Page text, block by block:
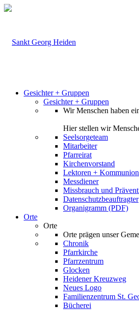
Gesichter + Gruppen
Gesichter + Gruppen
Wir Menschen haben
Hier stellen wir
Seelsorgeteam
Mitarbeiter
Pfarreirat
Kirchenvorstand
Lektoren +
Messdiener
Missbrauch und
Datenschutzbeauftragter
Organigramm (PDF)
Orte
Orte
Orte prägen unser
Chronik
Pfarrkirche
Pfarrzentrum
Glocken
Heidener Kreuzweg
Neues Logo
Familienzentrum St.
Bücherei